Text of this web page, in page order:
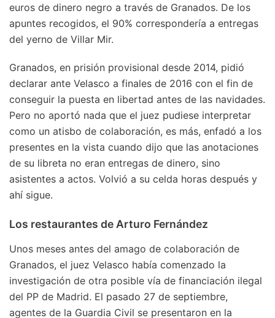
euros de dinero negro a través de Granados. De los
apuntes recogidos, el 90% correspondería a entregas
del yerno de Villar Mir.
Granados, en prisión provisional desde 2014, pidió
declarar ante Velasco a finales de 2016 con el fin de
conseguir la puesta en libertad antes de las navidades.
Pero no aportó nada que el juez pudiese interpretar
como un atisbo de colaboración, es más, enfadó a los
presentes en la vista cuando dijo que las anotaciones
de su libreta no eran entregas de dinero, sino
asistentes a actos. Volvió a su celda horas después y
ahí sigue.
Los restaurantes de Arturo Fernández
Unos meses antes del amago de colaboración de
Granados, el juez Velasco había comenzado la
investigación de otra posible vía de financiación ilegal
del PP de Madrid. El pasado 27 de septiembre,
agentes de la Guardia Civil se presentaron en la